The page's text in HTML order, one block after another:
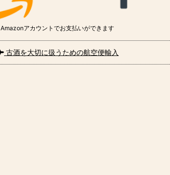
Amazonアカウントでお支払いができます
古酒を大切に扱うための航空便輸入